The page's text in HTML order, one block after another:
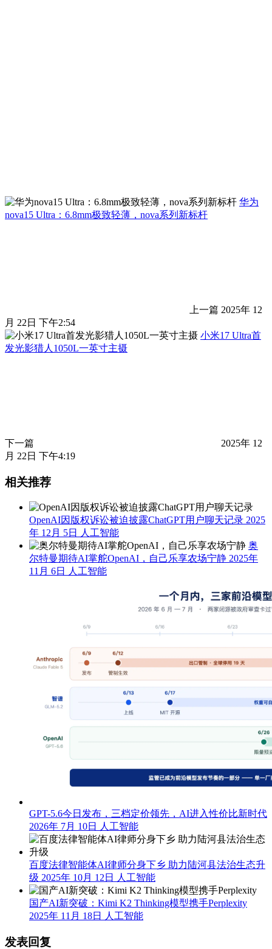
华为
nova15 Ultra：6.8mm极致轻薄，nova系列新标杆
上一篇 2025年 12
月 22日 下午2:54
小米17 Ultra首
发光影猎人1050L一英寸主摄
下一篇
2025年 12
月 22日 下午4:19
相关推荐
OpenAI因版权诉讼被迫披露ChatGPT用户聊天记录 2025
年 12月 5日
人工智能
奥
尔特曼期待AI掌舵OpenAI，自己乐享农场宁静 2025年
11月 6日
人工智能
GPT-5.6今日发布，三档定价领先，AI进入性价比新时代
2026年 7月 10日
人工智能
百度法律智能体AI律师分身下乡 助力陆河县法治生态升
级 2025年 10月 12日 人工智能
国产AI新突破：Kimi K2 Thinking模型携手Perplexity
2025年 11月 18日
人工智能
发表回复